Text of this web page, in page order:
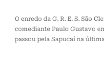
O enredo da G. R. E. S. São
comediante Paulo Gustavo
passou pela Sapucaí na